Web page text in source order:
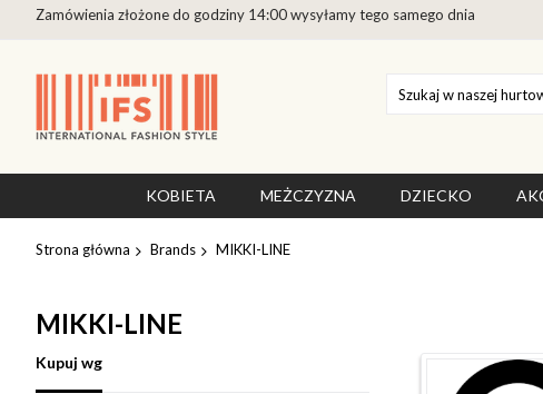
Zamówienia złożone do godziny 14:00 wysyłamy tego samego dnia
KOBIETA MEŻCZYZNA DZIECKO
Strona główna Brands MIKKI-LINE
MIKKI-LINE
Kupuj wg